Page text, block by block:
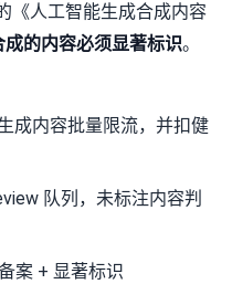
《人工智能生成合成内容
成的内容必须显著标识。
成内容批量限流，并扣健
队列，未标注内容判
案 + 显著标识